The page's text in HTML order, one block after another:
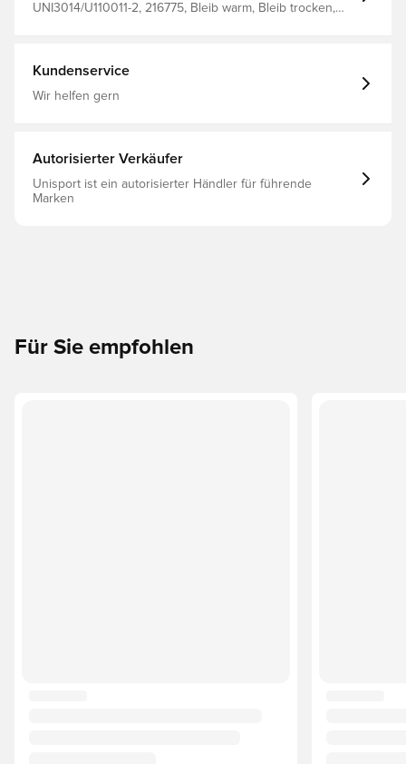
UNI3014/U110011-2, 216775, Bleib warm, Bleib trocken,
Kundenservice
Wir helfen gern
Autorisierter Verkäufer
Unisport ist ein autorisierter Händler für führende
Marken
Für Sie empfohlen